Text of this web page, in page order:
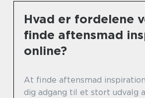
Hvad er fordelene
finde aftensmad
online?
At finde aftensmad
dig adgang til et stort udvalg